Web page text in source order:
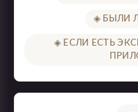
◈ БЫЛИ
◈ ЕСЛИ ЕСТЬ